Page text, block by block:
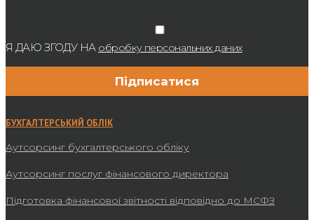
Я ДАЮ ЗГОДУ НА обробку персональних даних
БУХГАЛТЕРСЬКИЙ ОБЛІК
Аутсорсинг бухгалтерського обліку
Аутсорсинг послуг фінансового директора
Підготовка фінансової звітності відповідно до МСФЗ